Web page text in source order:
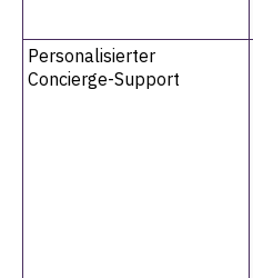
Personalisierter
Concierge-Support